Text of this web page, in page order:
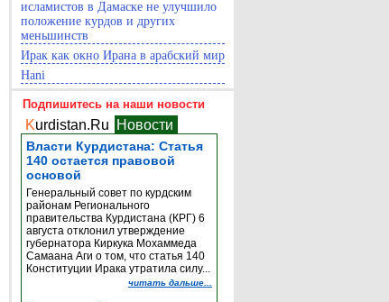
исламистов в Дамаске не улучшило
положение курдов и других
меньшинств
Ирак как окно Ирана в арабский мир
Hani
Подпишитесь на наши новости
Kurdistan.Ru Новости
Власти Курдистана: Статья
140 остается правовой
основой
Генеральный совет по курдским
районам Регионального
правительства Курдистана (КРГ) 6
августа отклонил утверждение
губернатора Киркука Мохаммеда
Самаана Аги о том, что статья 140
Конституции Ирака утратила силу...
читать дальше...